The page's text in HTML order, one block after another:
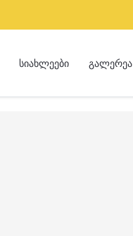
ᲡᲘᲐᲮᲚᲔᲔᲑᲘ ᲒᲐᲚᲔᲠᲔᲐ